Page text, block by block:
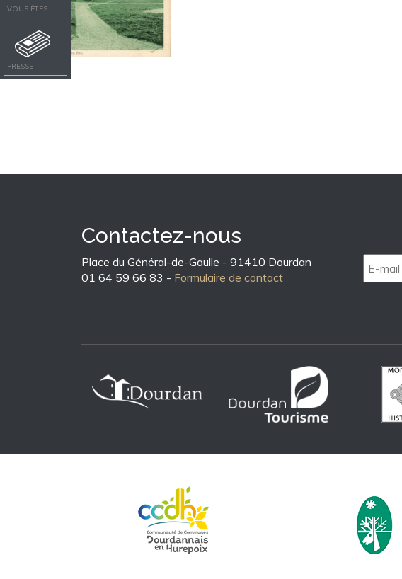
VOUS ÊTES
PRESSE
Contactez-nous
Place du Général-de-Gaulle - 91410 Dourdan
01 64 59 66 83 - Formulaire de contact